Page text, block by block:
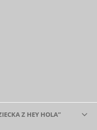
Z HEY HOLA”